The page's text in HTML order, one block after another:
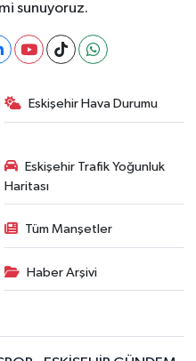
sunuyoruz.
Eskişehir Hava Durumu
Eskişehir Trafik Yoğunluk
Haritası
Tüm Manşetler
Haber Arşivi